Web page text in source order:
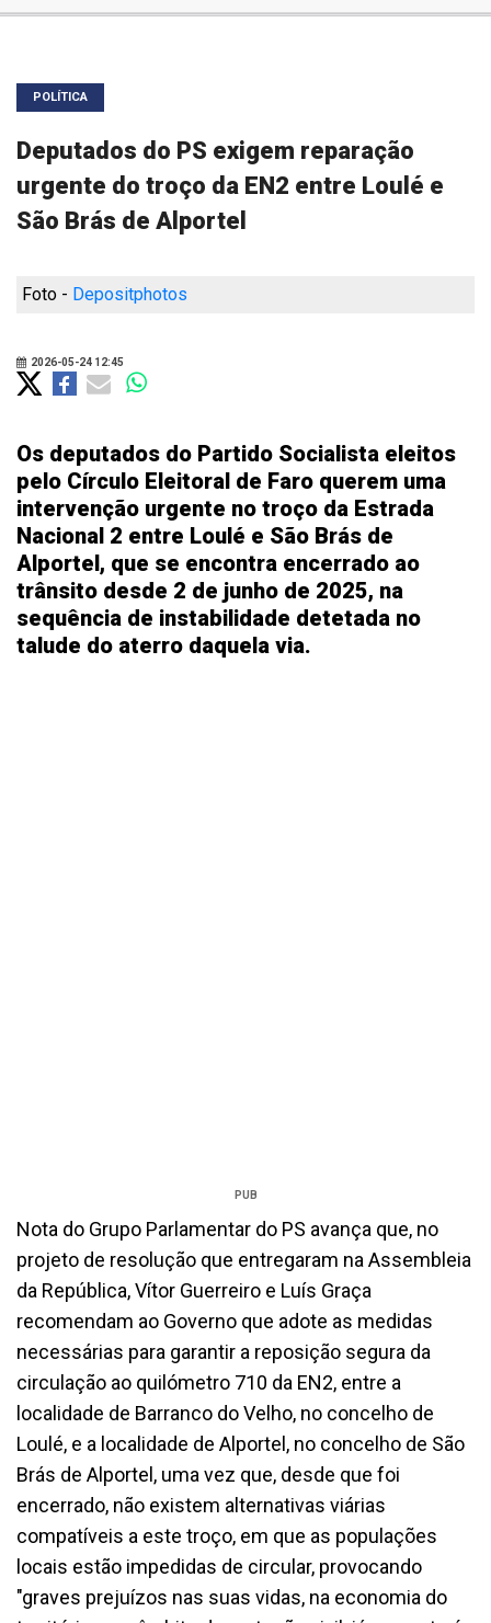
POLÍTICA
Deputados do PS exigem reparação
urgente do troço da EN2 entre Loulé e
São Brás de Alportel
Foto - Depositphotos
2026-05-24 12:45
Os deputados do Partido Socialista eleitos
pelo Círculo Eleitoral de Faro querem uma
intervenção urgente no troço da Estrada
Nacional 2 entre Loulé e São Brás de
Alportel, que se encontra encerrado ao
trânsito desde 2 de junho de 2025, na
sequência de instabilidade detetada no
talude do aterro daquela via.
PUB
Nota do Grupo Parlamentar do PS avança que, no
projeto de resolução que entregaram na Assembleia
da República, Vítor Guerreiro e Luís Graça
recomendam ao Governo que adote as medidas
necessárias para garantir a reposição segura da
circulação ao quilómetro 710 da EN2, entre a
localidade de Barranco do Velho, no concelho de
Loulé, e a localidade de Alportel, no concelho de São
Brás de Alportel, uma vez que, desde que foi
encerrado, não existem alternativas viárias
compatíveis a este troço, em que as populações
locais estão impedidas de circular, provocando
"graves prejuízos nas suas vidas, na economia do